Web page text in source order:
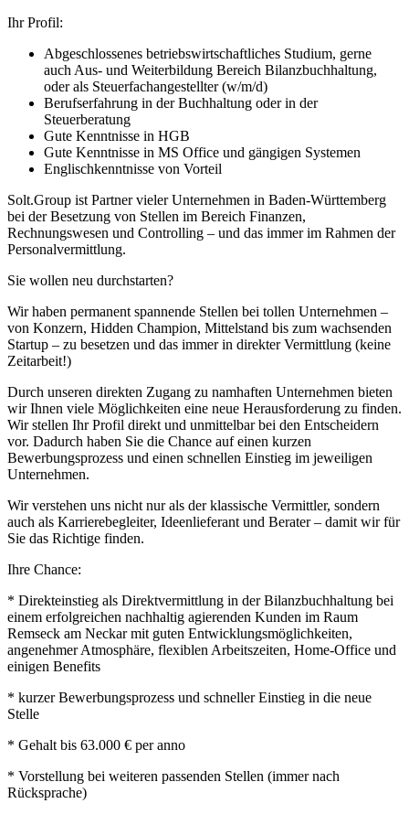
Ihr Profil:
Abgeschlossenes betriebswirtschaftliches Studium, gerne
auch Aus- und Weiterbildung Bereich Bilanzbuchhaltung,
oder als Steuerfachangestellter (w/m/d)
Berufserfahrung in der Buchhaltung oder in der
Steuerberatung
Gute Kenntnisse in HGB
Gute Kenntnisse in MS Office und gängigen Systemen
Englischkenntnisse von Vorteil
Solt.Group ist Partner vieler Unternehmen in Baden-Württemberg
bei der Besetzung von Stellen im Bereich Finanzen,
Rechnungswesen und Controlling – und das immer im Rahmen der
Personalvermittlung.
Sie wollen neu durchstarten?
Wir haben permanent spannende Stellen bei tollen Unternehmen –
von Konzern, Hidden Champion, Mittelstand bis zum wachsenden
Startup – zu besetzen und das immer in direkter Vermittlung (keine
Zeitarbeit!)
Durch unseren direkten Zugang zu namhaften Unternehmen bieten
wir Ihnen viele Möglichkeiten eine neue Herausforderung zu finden.
Wir stellen Ihr Profil direkt und unmittelbar bei den Entscheidern
vor. Dadurch haben Sie die Chance auf einen kurzen
Bewerbungsprozess und einen schnellen Einstieg im jeweiligen
Unternehmen.
Wir verstehen uns nicht nur als der klassische Vermittler, sondern
auch als Karrierebegleiter, Ideenlieferant und Berater – damit wir für
Sie das Richtige finden.
Ihre Chance:
* Direkteinstieg als Direktvermittlung in der Bilanzbuchhaltung bei
einem erfolgreichen nachhaltig agierenden Kunden im Raum
Remseck am Neckar mit guten Entwicklungsmöglichkeiten,
angenehmer Atmosphäre, flexiblen Arbeitszeiten, Home-Office und
einigen Benefits
* kurzer Bewerbungsprozess und schneller Einstieg in die neue
Stelle
* Gehalt bis 63.000 € per anno
* Vorstellung bei weiteren passenden Stellen (immer nach
Rücksprache)